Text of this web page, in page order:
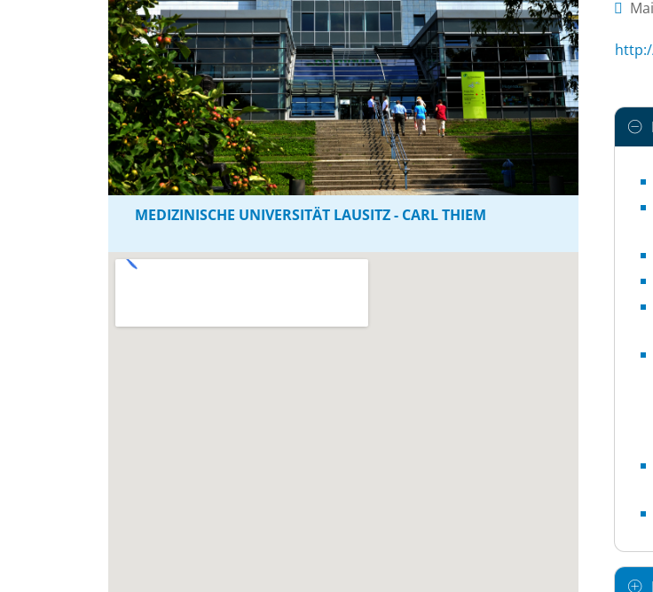
MEDIZINISCHE UNIVERSITÄT LAUSITZ - CARL THIEM